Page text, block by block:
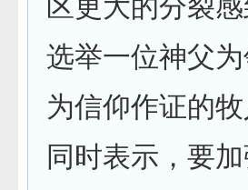
区更大的分裂
选举一位神父
为信仰作证的
同时表示，要